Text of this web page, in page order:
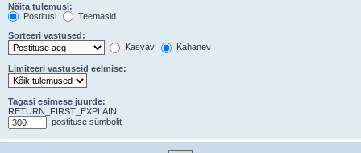
Näita tulemusi:
Postitusi
Teemasid
Sorteeri vastused:
Kasvav
Kahanev
Limiteeri vastuseid eelmise:
Tagasi esimese juurde:
RETURN_FIRST_EXPLAIN
postituse sümbolit